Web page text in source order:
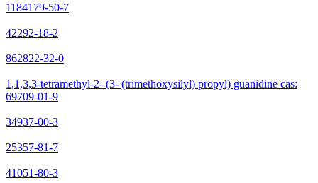
1184179-50-7
42292-18-2
862822-32-0
1,1,3,3-tetramethyl-2- (3- (trimethoxysilyl) propyl) guanidine cas:
69709-01-9
34937-00-3
25357-81-7
41051-80-3